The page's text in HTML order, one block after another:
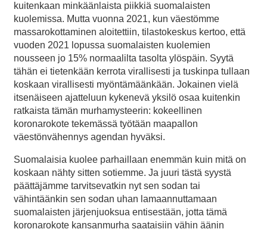
kuitenkaan minkäänlaista piikkiä suomalaisten
kuolemissa. Mutta vuonna 2021, kun väestömme
massarokottaminen aloitettiin, tilastokeskus kertoo, että
vuoden 2021 lopussa suomalaisten kuolemien
nousseen jo 15% normaalilta tasolta ylöspäin. Syytä
tähän ei tietenkään kerrota virallisesti ja tuskinpa tullaan
koskaan virallisesti myöntämäänkään. Jokainen vielä
itsenäiseen ajatteluun kykenevä yksilö osaa kuitenkin
ratkaista tämän murhamysteerin: kokeellinen
koronarokote tekemässä työtään maapallon
väestönvähennys agendan hyväksi.
Suomalaisia kuolee parhaillaan enemmän kuin mitä on
koskaan nähty sitten sotiemme. Ja juuri tästä syystä
päättäjämme tarvitsevatkin nyt sen sodan tai
vähintäänkin sen sodan uhan lamaannuttamaan
suomalaisten järjenjuoksua entisestään, jotta tämä
koronarokote kansanmurha saataisiin vähin äänin